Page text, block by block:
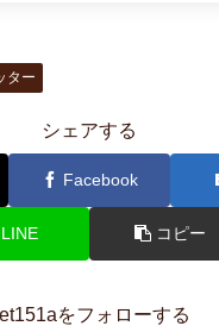
ター
シェアする
Facebook
LINE コピー
をフォローする